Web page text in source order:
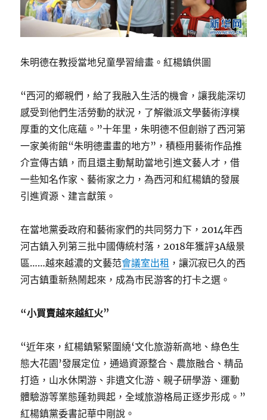
朱明德在教授當地兒童學習繪畫。紅楊鎮供圖
“西河的鄉親們，給了我融入生活的機會，讓我能深切
感受到他們生活勞動的狀況，了解徽派文學藝術淳樸
厚重的文化底蘊。”十年里，朱明德不但創辦了西河第
一家美術館“朱明德畫畫的地方”，積極用藝術作品推
介宣傳古鎮，而且還主動幫助當地引進文藝人才，借
一些知名作家、藝術家之力，為西河和紅楊鎮的發展
引進資源、建言獻策。
在當地黨委政府和藝術家們的共同努力下，2014年西
河古鎮入列第三批中國傳統村落，2018年獲評3A級景
區……越來越濃的文藝范會議室出租 ，讓沉寂已久的西
河古鎮重新熱鬧起來，成為市民游客的打卡之選。
“小買賣越來越紅火”
“近年來，紅楊鎮緊緊圍繞‘文化旅游新高地、綠色生
態大花園’發展定位，通過資源整合、農旅融合、精品
打造，山水休閑游、非遺文化游、親子研學游、運動
體驗游等業態蓬勃興起，全域旅游格局正逐步形成。”
紅楊鎮黨委書記華中剛說。